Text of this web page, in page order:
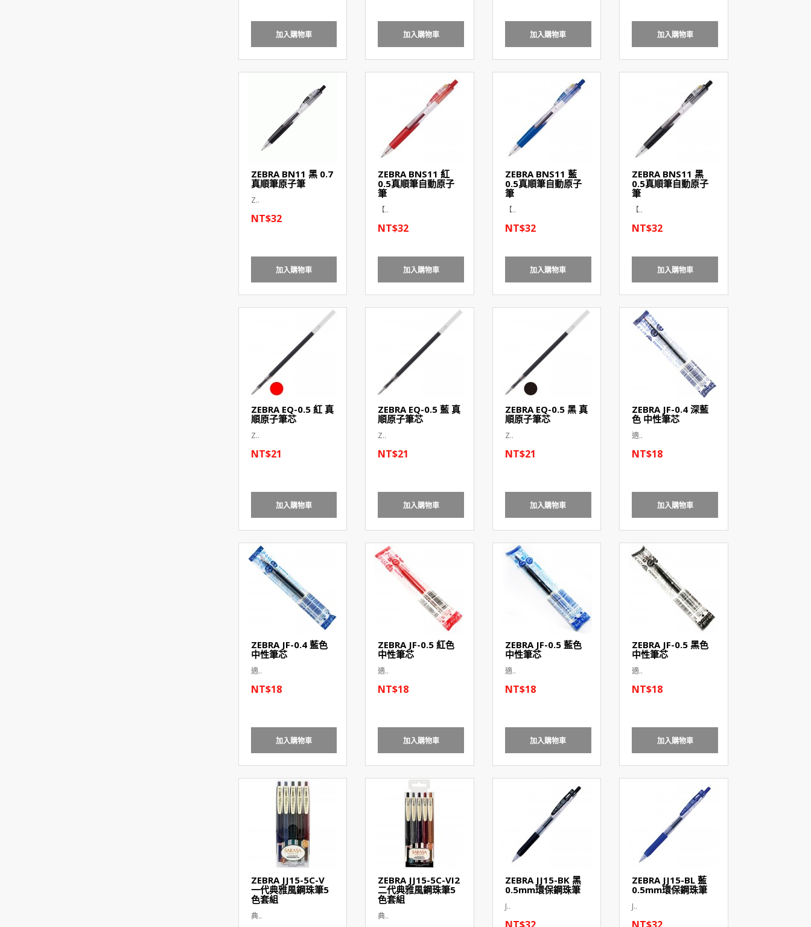
加入購物車 加入購物車 加入購物車 加入購物車
ZEBRA BN11 黑 0.7
真順筆原子筆
Z..
NT$32
加入購物車
ZEBRA BNS11 紅
0.5真順筆自動原子
筆
【..
NT$32
加入購物車
ZEBRA BNS11 藍
0.5真順筆自動原子
筆
【..
NT$32
加入購物車
ZEBRA BNS11 黑
0.5真順筆自動原子
筆
【..
NT$32
加入購物車
ZEBRA EQ-0.5 紅 真
順原子筆芯
Z..
NT$21
加入購物車
ZEBRA EQ-0.5 藍 真
順原子筆芯
Z..
NT$21
加入購物車
ZEBRA EQ-0.5 黑 真
順原子筆芯
Z..
NT$21
加入購物車
ZEBRA JF-0.4 深藍
色 中性筆芯
適..
NT$18
加入購物車
ZEBRA JF-0.4 藍色
中性筆芯
適..
NT$18
加入購物車
ZEBRA JF-0.5 紅色
中性筆芯
適..
NT$18
加入購物車
ZEBRA JF-0.5 藍色
中性筆芯
適..
NT$18
加入購物車
ZEBRA JF-0.5 黑色
中性筆芯
適..
NT$18
加入購物車
ZEBRA JJ15-5C-V
一代典雅風鋼珠筆5
色套組
典..
ZEBRA JJ15-5C-VI2
二代典雅風鋼珠筆5
色套組
典..
ZEBRA JJ15-BK 黑
0.5mm環保鋼珠筆
J..
ZEBRA JJ15-BL 藍
0.5mm環保鋼珠筆
J..